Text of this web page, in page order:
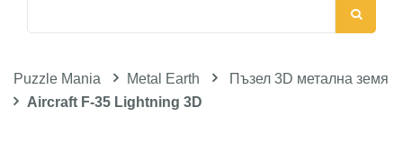
Puzzle Mania Metal Earth
Пъзел 3D метална земя
Aircraft F-35 Lightning 3D